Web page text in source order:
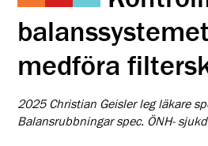
medföra
2025 Christian Geisler leg läkare
Balansrubbningar spec. ÖNH-